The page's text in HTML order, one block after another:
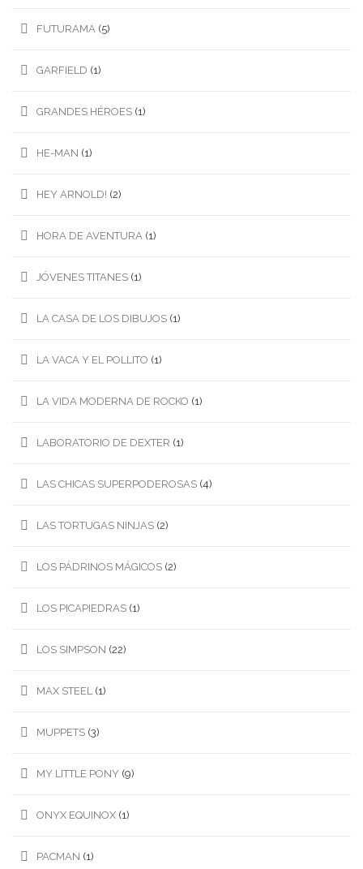
FUTURAMA (5)
GARFIELD (1)
GRANDES HÉROES (1)
HE-MAN (1)
HEY ARNOLD! (2)
HORA DE AVENTURA (1)
JÓVENES TITANES (1)
LA CASA DE LOS DIBUJOS (1)
LA VACA Y EL POLLITO (1)
LA VIDA MODERNA DE ROCKO (1)
LABORATORIO DE DEXTER (1)
LAS CHICAS SUPERPODEROSAS (4)
LAS TORTUGAS NINJAS (2)
LOS PÁDRINOS MÁGICOS (2)
LOS PICAPIEDRAS (1)
LOS SIMPSON (22)
MAX STEEL (1)
MUPPETS (3)
MY LITTLE PONY (9)
ONYX EQUINOX (1)
PACMAN (1)